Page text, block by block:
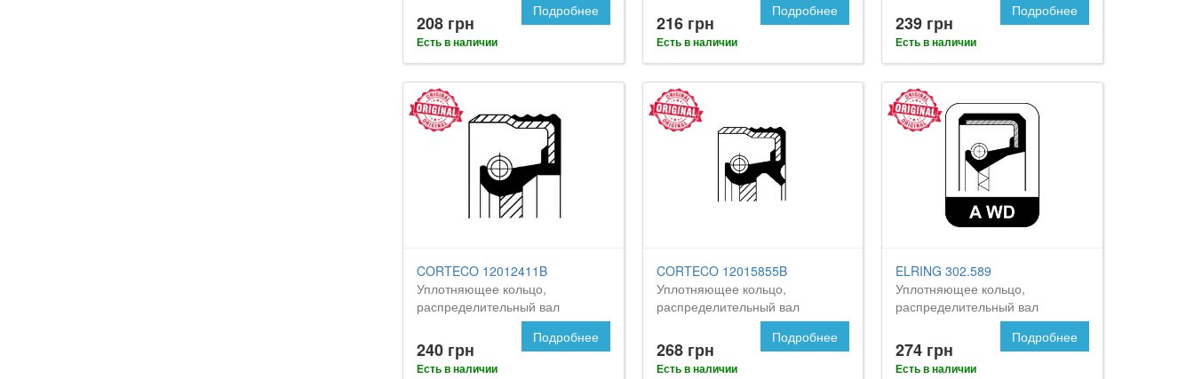
208 грн
Есть в наличии
Подробнее
216 грн
Есть в наличии
Подробнее
239 грн
Есть в наличии
Подробнее
CORTECO 12012411B
Уплотняющее кольцо,
распределительный вал
240 грн
Есть в наличии
Подробнее
CORTECO 12015855B
Уплотняющее кольцо,
распределительный вал
268 грн
Есть в наличии
Подробнее
ELRING 302.589
Уплотняющее кольцо,
распределительный вал
274 грн
Есть в наличии
Подробнее